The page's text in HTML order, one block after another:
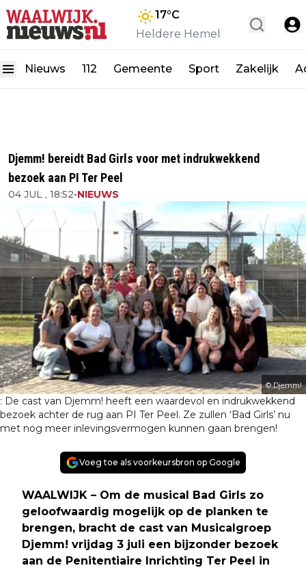
17°C
Heldere Hemel
Nieuws 112 Gemeente Sport Zakelijk
Djemm! bereidt Bad Girls voor met indrukwekkend
bezoek aan PI Ter Peel
04 JUL , 18:52•NIEUWS
© Djemm!
: De cast van Djemm! heeft een waardevol en indrukwekkend
bezoek achter de rug aan PI Ter Peel. Ze zullen ‘Bad Girls’ nu
met nog meer inlevingsvermogen kunnen gaan brengen!
Voeg toe als voorkeursbron op Google
WAALWIJK – Om de musical Bad Girls zo
geloofwaardig mogelijk op de planken te
brengen, bracht de cast van Musicalgroep
Djemm! vrijdag 3 juli een bijzonder bezoek
aan de Penitentiaire Inrichting Ter Peel in